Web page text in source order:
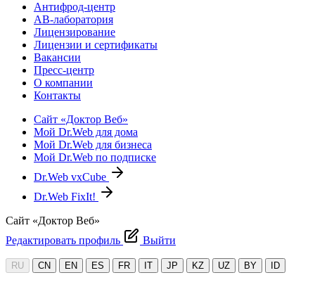
Антифрод-центр
АВ-лаборатория
Лицензирование
Лицензии и сертификаты
Вакансии
Пресс-центр
О компании
Контакты
Сайт «Доктор Веб»
Мой Dr.Web для дома
Мой Dr.Web для бизнеса
Мой Dr.Web по подписке
Dr.Web vxCube
Dr.Web FixIt!
Сайт «Доктор Веб»
Редактировать профиль
Выйти
RU CN EN ES FR IT JP KZ UZ BY ID